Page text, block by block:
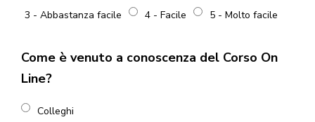
3 - Abbastanza facile
4 - Facile 5 - Molto facile
Come è venuto a conoscenza del Corso On
Line?
Colleghi